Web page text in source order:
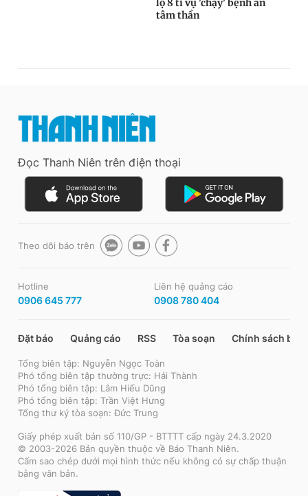
Đọc Thanh Niên trên điện thoại
Theo dõi báo trên
Hotline
0906 645 777
Liên hệ quảng cáo
0908 780 404
Đặt báo Quảng cáo RSS Tòa soạn Chính sách bảo
Tổng biên tập: Nguyễn Ngọc Toàn
Phó tổng biên tập thường trực: Hải Thành
Phó tổng biên tập: Lâm Hiếu Dũng
Phó tổng biên tập: Trần Việt Hưng
Tổng thư ký tòa soạn: Đức Trung
Giấy phép xuất bản số 110/GP - BTTTT cấp ngày 24.3.2020
© 2003-2026 Bản quyền thuộc về Báo Thanh Niên.
Cấm sao chép dưới mọi hình thức nếu không có sự chấp thuận
bằng văn bản.